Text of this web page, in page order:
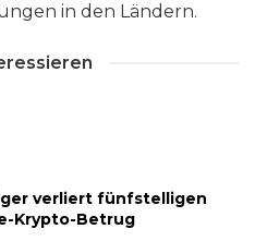
in den Ländern.
verliert fünfstelligen
Krypto-Betrug